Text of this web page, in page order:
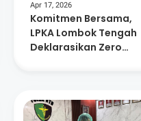
Apr 17, 2026
Komitmen Bersama,
LPKA Lombok Tengah
Deklarasikan Zero